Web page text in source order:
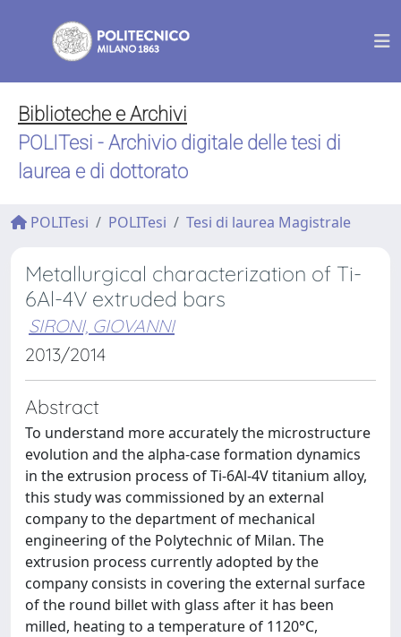
Biblioteche e Archivi
POLITesi - Archivio digitale delle tesi di
laurea e di dottorato
POLITesi POLITesi Tesi di laurea Magistrale
Metallurgical characterization of Ti-
6Al-4V extruded bars
SIRONI, GIOVANNI
2013/2014
Abstract
To understand more accurately the microstructure
evolution and the alpha-case formation dynamics
in the extrusion process of Ti-6Al-4V titanium alloy,
this study was commissioned by an external
company to the department of mechanical
engineering of the Polytechnic of Milan. The
extrusion process currently adopted by the
company consists in covering the external surface
of the round billet with glass after it has been
milled, heating to a temperature of 1120°C,